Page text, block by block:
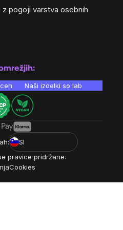
z pogoji varstva osebnih
Naši izdelki so laboratorijsko
SI
pravice pridržane.
Cookies